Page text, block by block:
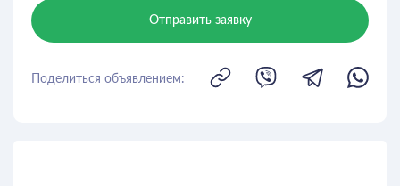
Отправить заявку
Поделиться объявлением: